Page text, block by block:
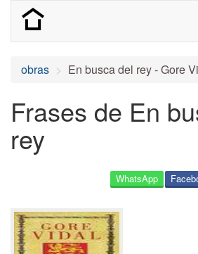
obras En busca del rey - Gore
Frases de En
rey
WhatsApp